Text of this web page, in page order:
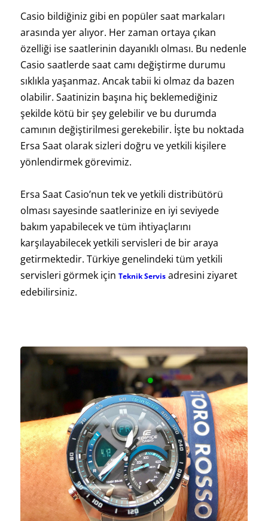
Casio bildiğiniz gibi en popüler saat markaları
arasında yer alıyor. Her zaman ortaya çıkan
özelliği ise saatlerinin dayanıklı olması. Bu nedenle
Casio saatlerde saat camı değiştirme durumu
sıklıkla yaşanmaz. Ancak tabii ki olmaz da bazen
olabilir. Saatinizin başına hiç beklemediğiniz
şekilde kötü bir şey gelebilir ve bu durumda
camının değiştirilmesi gerekebilir. İşte bu noktada
Ersa Saat olarak sizleri doğru ve yetkili kişilere
yönlendirmek görevimiz.
Ersa Saat Casio’nun tek ve yetkili distribütörü
olması sayesinde saatlerinize en iyi seviyede
bakım yapabilecek ve tüm ihtiyaçlarını
karşılayabilecek yetkili servisleri de bir araya
getirmektedir. Türkiye genelindeki tüm yetkili
servisleri görmek için Teknik Servisadresini ziyaret
edebilirsiniz.